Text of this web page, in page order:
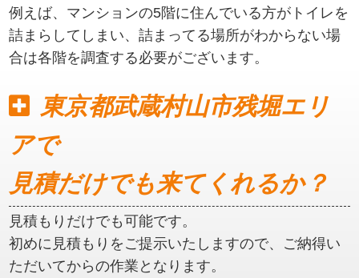
例えば、マンションの5階に住んでいる方がトイレを
詰まらしてしまい、詰まってる場所がわからない場
合は各階を調査する必要がございます。
東京都武蔵村山市残堀エリ
アで
見積だけでも来てくれるか？
見積もりだけでも可能です。
初めに見積もりをご提示いたしますので、ご納得い
ただいてからの作業となります。